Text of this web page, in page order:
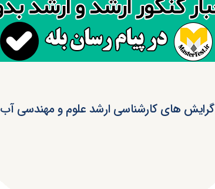
گرایش های کارشناسی ارشد علوم و مهندسی آب